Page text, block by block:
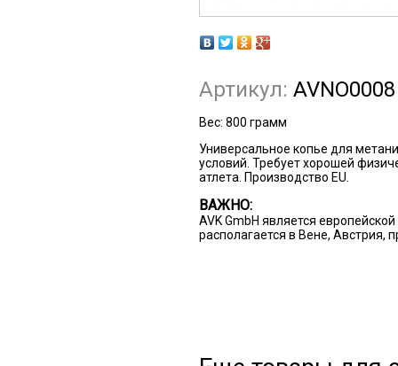
Артикул: AVNO0008
Вес: 800 грамм
Универсальное копье для
условий. Требует хорошей
атлета. Производство EU.
ВАЖНО:
AVK GmbH является
располагается в Вене, Австрия,